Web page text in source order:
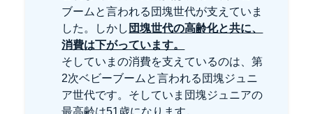
ブームと言われる団塊世代が支えていま
した。
しかし 団塊世代の高齢化と共に、
消費は下がっています。
そしていまの消費を支えているのは、第
2次ベビーブームと言われる団塊ジュニ
ア世代です。そしていま団塊ジュニアの
最高齢は51歳になります。